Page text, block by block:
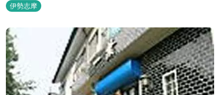
伊勢志摩